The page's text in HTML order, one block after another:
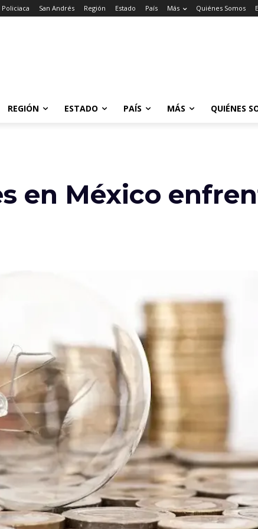
Policiaca San Andrés Región Estado País Más Quiénes Somos
REGIÓN ESTADO PAÍS MÁS QUIÉNES
en México